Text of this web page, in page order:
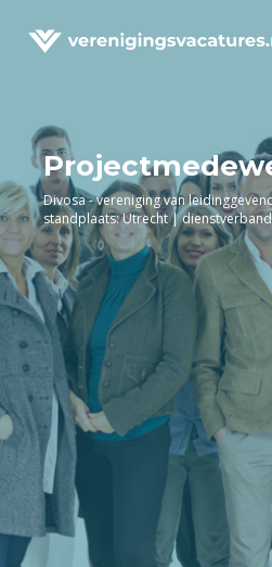
Divosa - vereniging van
standplaats: Utrecht |